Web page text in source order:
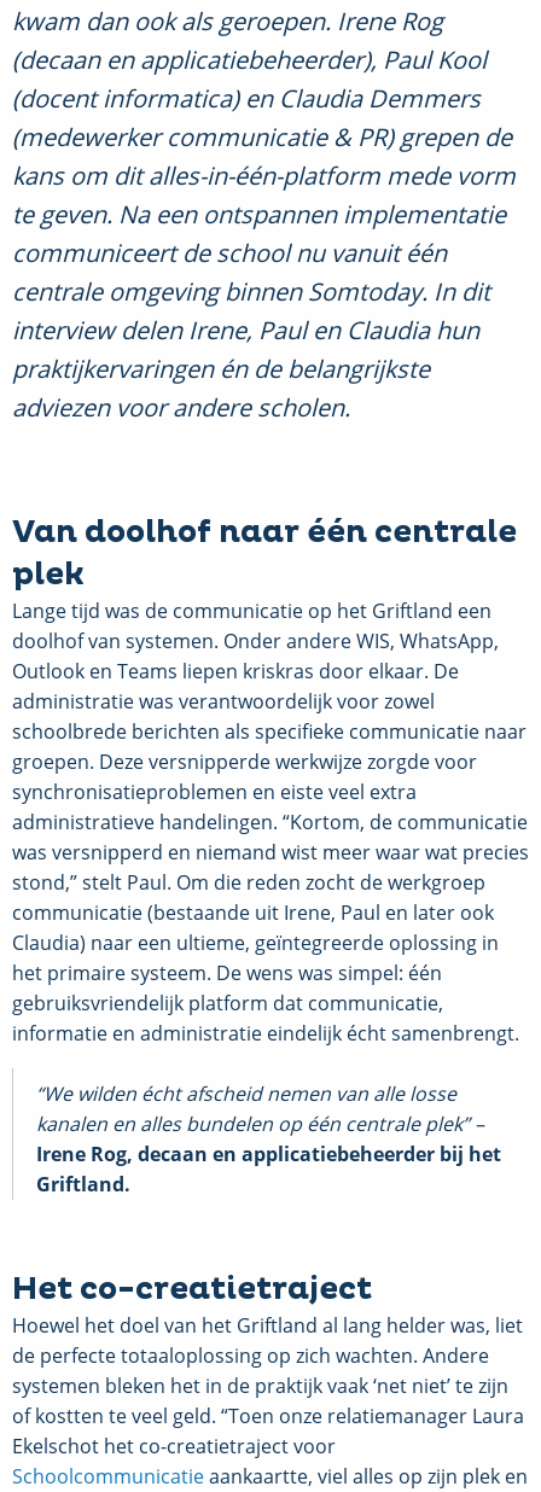
kwam dan ook als geroepen. Irene Rog
(decaan en applicatiebeheerder), Paul Kool
(docent informatica) en Claudia Demmers
(medewerker communicatie & PR) grepen de
kans om dit alles-in-één-platform mede vorm
te geven. Na een ontspannen implementatie
communiceert de school nu vanuit één
centrale omgeving binnen Somtoday. In dit
interview delen Irene, Paul en Claudia hun
praktijkervaringen én de belangrijkste
adviezen voor andere scholen.
Van doolhof naar één centrale
plek
Lange tijd was de communicatie op het Griftland een
doolhof van systemen. Onder andere WIS, WhatsApp,
Outlook en Teams liepen kriskras door elkaar. De
administratie was verantwoordelijk voor zowel
schoolbrede berichten als specifieke communicatie naar
groepen. Deze versnipperde werkwijze zorgde voor
synchronisatieproblemen en eiste veel extra
administratieve handelingen. “Kortom, de communicatie
was versnipperd en niemand wist meer waar wat precies
stond,” stelt Paul. Om die reden zocht de werkgroep
communicatie (bestaande uit Irene, Paul en later ook
Claudia) naar een ultieme, geïntegreerde oplossing in
het primaire systeem. De wens was simpel: één
gebruiksvriendelijk platform dat communicatie,
informatie en administratie eindelijk écht samenbrengt.
“We wilden écht afscheid nemen van alle losse
kanalen en alles bundelen op één centrale plek” –
Irene Rog, decaan en applicatiebeheerder bij het
Griftland.
Het co-creatietraject
Hoewel het doel van het Griftland al lang helder was, liet
de perfecte totaaloplossing op zich wachten. Andere
systemen bleken het in de praktijk vaak ‘net niet’ te zijn
of kostten te veel geld. “Toen onze relatiemanager Laura
Ekelschot het co-creatietraject voor
Schoolcommunicatieaankaartte, viel alles op zijn plek en